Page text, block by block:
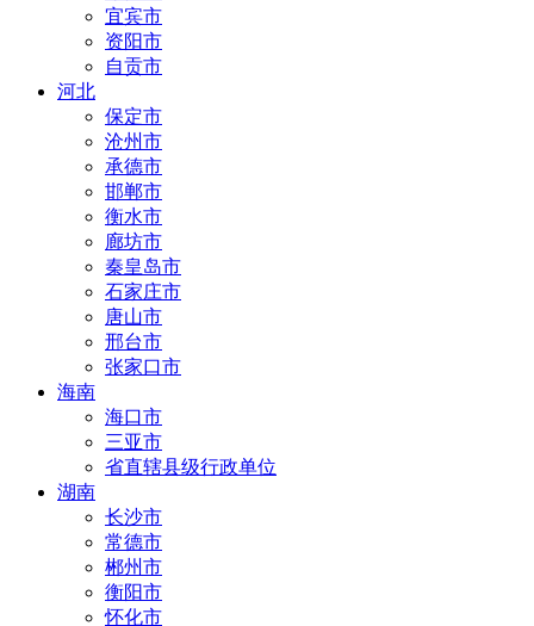
宜宾市
资阳市
自贡市
河北
保定市
沧州市
承德市
邯郸市
衡水市
廊坊市
秦皇岛市
石家庄市
唐山市
邢台市
张家口市
海南
海口市
三亚市
省直辖县级行政单位
湖南
长沙市
常德市
郴州市
衡阳市
怀化市